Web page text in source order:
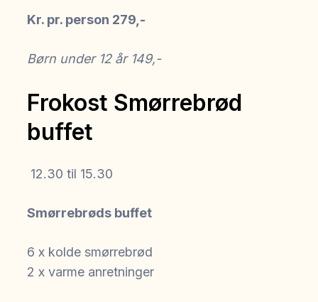
Kr. pr. person 279,-
Børn under 12 år 149,-
Frokost Smørrebrød
buffet
12.30 til 15.30
Smørrebrøds buffet
6 x kolde smørrebrød
2 x varme anretninger